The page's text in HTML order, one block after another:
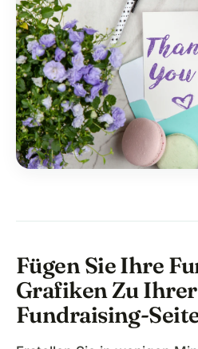
Fügen Sie Ihre
Grafiken Zu
Fundraising-